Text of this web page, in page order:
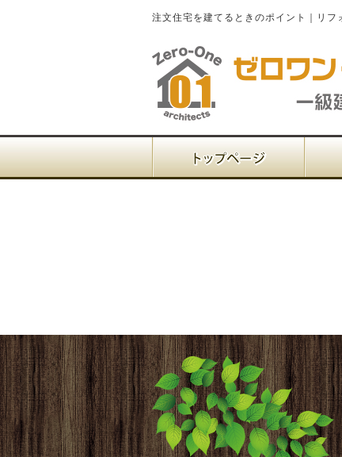
注文住宅を建てるときのポイント｜リフ